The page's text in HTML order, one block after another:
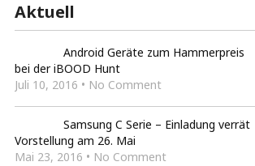
Aktuell
Android Geräte zum Hammerpreis
bei der iBOOD Hunt
Juli 10, 2016 • No Comment
Samsung C Serie – Einladung verrät
Vorstellung am 26. Mai
Mai 23, 2016 • No Comment